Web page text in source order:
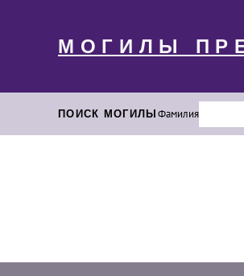
МОГИЛЫ
ПОИСК МОГИЛЫФамилия